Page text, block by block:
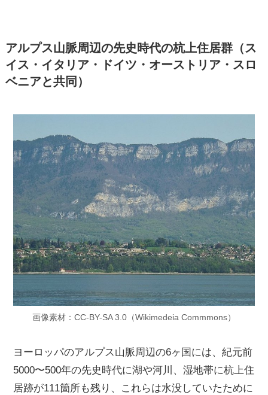
アルプス山脈周辺の先史時代の杭上住居群（ス
イス・イタリア・ドイツ・オーストリア・スロ
ベニアと共同）
画像素材：CC-BY-SA 3.0（Wikimedeia Commmons）
ヨーロッパのアルプス山脈周辺の6ヶ国には、紀元前
5000〜500年の先史時代に湖や河川、湿地帯に杭上住
居跡が111箇所も残り、これらは水没していたために